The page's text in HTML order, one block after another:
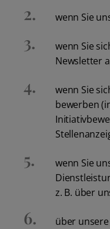
wenn Sie
wenn Sie
Newsletter
wenn Sie
bewerben
wenn Sie
z. B. über
über